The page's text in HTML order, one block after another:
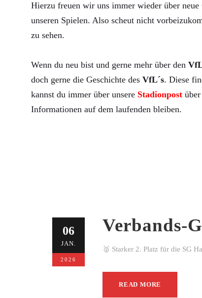
Hierzu freuen wir uns immer wieder über
unseren Spielen. Also scheut nicht
zu sehen.
Wenn du neu bist und gerne mehr über den
doch gerne die Geschichte des VfL´s. Diese
kannst du immer über unsere Stadionpost
Informationen auf dem laufenden bleiben.
06
JAN.
2026
Verbands-
🥈 Starker 2. Platz für die SG
READ MORE